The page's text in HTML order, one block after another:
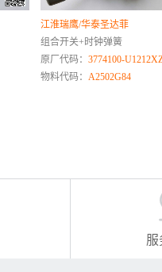
江淮瑞鹰/华泰圣达菲
组合开关+时钟弹簧
原厂代码： 3774100-
物料代码： A2502G84
服